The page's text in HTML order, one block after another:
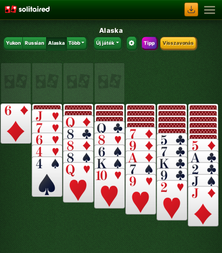
Alaska
Yukon Russian Alaska Több Új játék Tipp Visszavonás